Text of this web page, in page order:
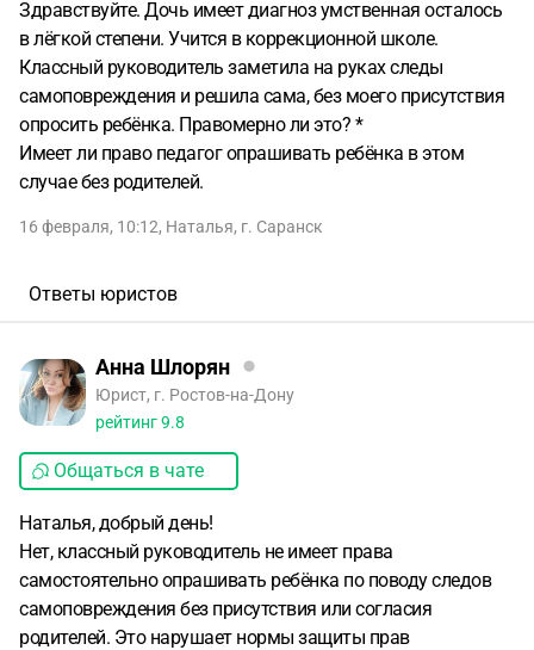
Здравствуйте. Дочь имеет диагноз умственная осталось
в лёгкой степени. Учится в коррекционной школе.
Классный руководитель заметила на руках следы
самоповреждения и решила сама, без моего присутствия
опросить ребёнка. Правомерно ли это? *
Имеет ли право педагог опрашивать ребёнка в этом
случае без родителей.
16 февраля, 10:12, Наталья, г. Саранск
Ответы юристов
Анна Шлорян
Юрист, г. Ростов-на-Дону
рейтинг9.8
Общаться в чате
Наталья, добрый день!
Нет, классный руководитель не имеет права
самостоятельно опрашивать ребёнка по поводу следов
самоповреждения без присутствия или согласия
родителей. Это нарушает нормы защиты прав